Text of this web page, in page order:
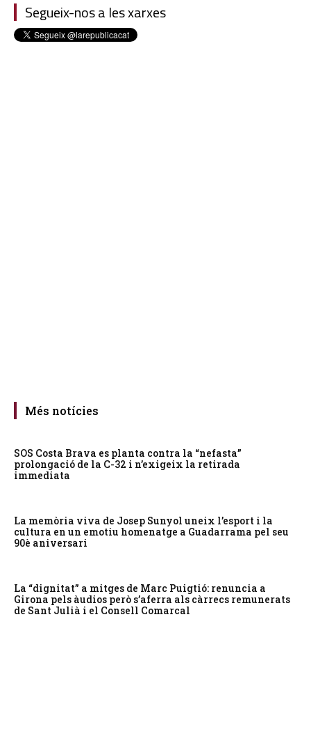
Segueix-nos a les xarxes
Més notícies
SOS Costa Brava es planta contra la “nefasta”
prolongació de la C-32 i n’exigeix la retirada
immediata
La memòria viva de Josep Sunyol uneix l’esport i la
cultura en un emotiu homenatge a Guadarrama pel seu
90è aniversari
La “dignitat” a mitges de Marc Puigtió: renuncia a
Girona pels àudios però s’aferra als càrrecs remunerats
de Sant Julià i el Consell Comarcal